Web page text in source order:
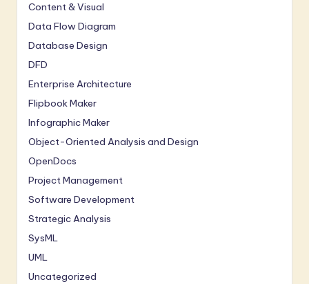
Content & Visual
Data Flow Diagram
Database Design
DFD
Enterprise Architecture
Flipbook Maker
Infographic Maker
Object-Oriented Analysis and Design
OpenDocs
Project Management
Software Development
Strategic Analysis
SysML
UML
Uncategorized